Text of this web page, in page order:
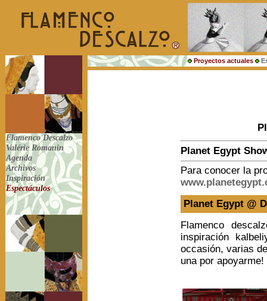
Proyectos actuales
Flamenco Descalzo
Valérie Romanin
Agenda
Archivos
Inspiración
Espectáculos
Planet Egypt
Para conocer la
Planet Egypt @
Flamenco
inspiración
occasión, varias
una por apoyarme!